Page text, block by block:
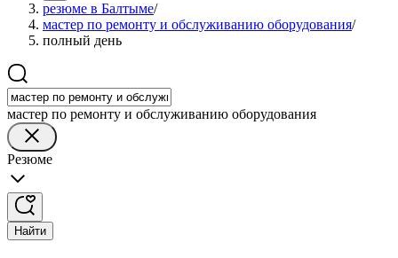
резюме в Балтыме/
мастер по ремонту и обслуживанию оборудования/
полный день
мастер по ремонту и обслуживанию оборудования
Резюме
Найти